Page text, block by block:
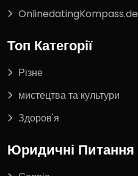
OnlinedatingKompass.de
Топ Категорії
Різне
мистецтва та культури
Здоров'я
Юридичні Питання